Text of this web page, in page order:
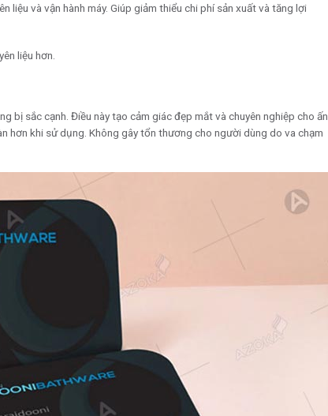
liệu và vận hành máy. Giúp giảm thiểu chi phí sản xuất và tăng lợi
liệu hơn.
bị sắc cạnh. Điều này tạo cảm giác đẹp mắt và chuyên nghiệp cho ấn
hơn khi sử dụng. Không gây tổn thương cho người dùng do va chạm